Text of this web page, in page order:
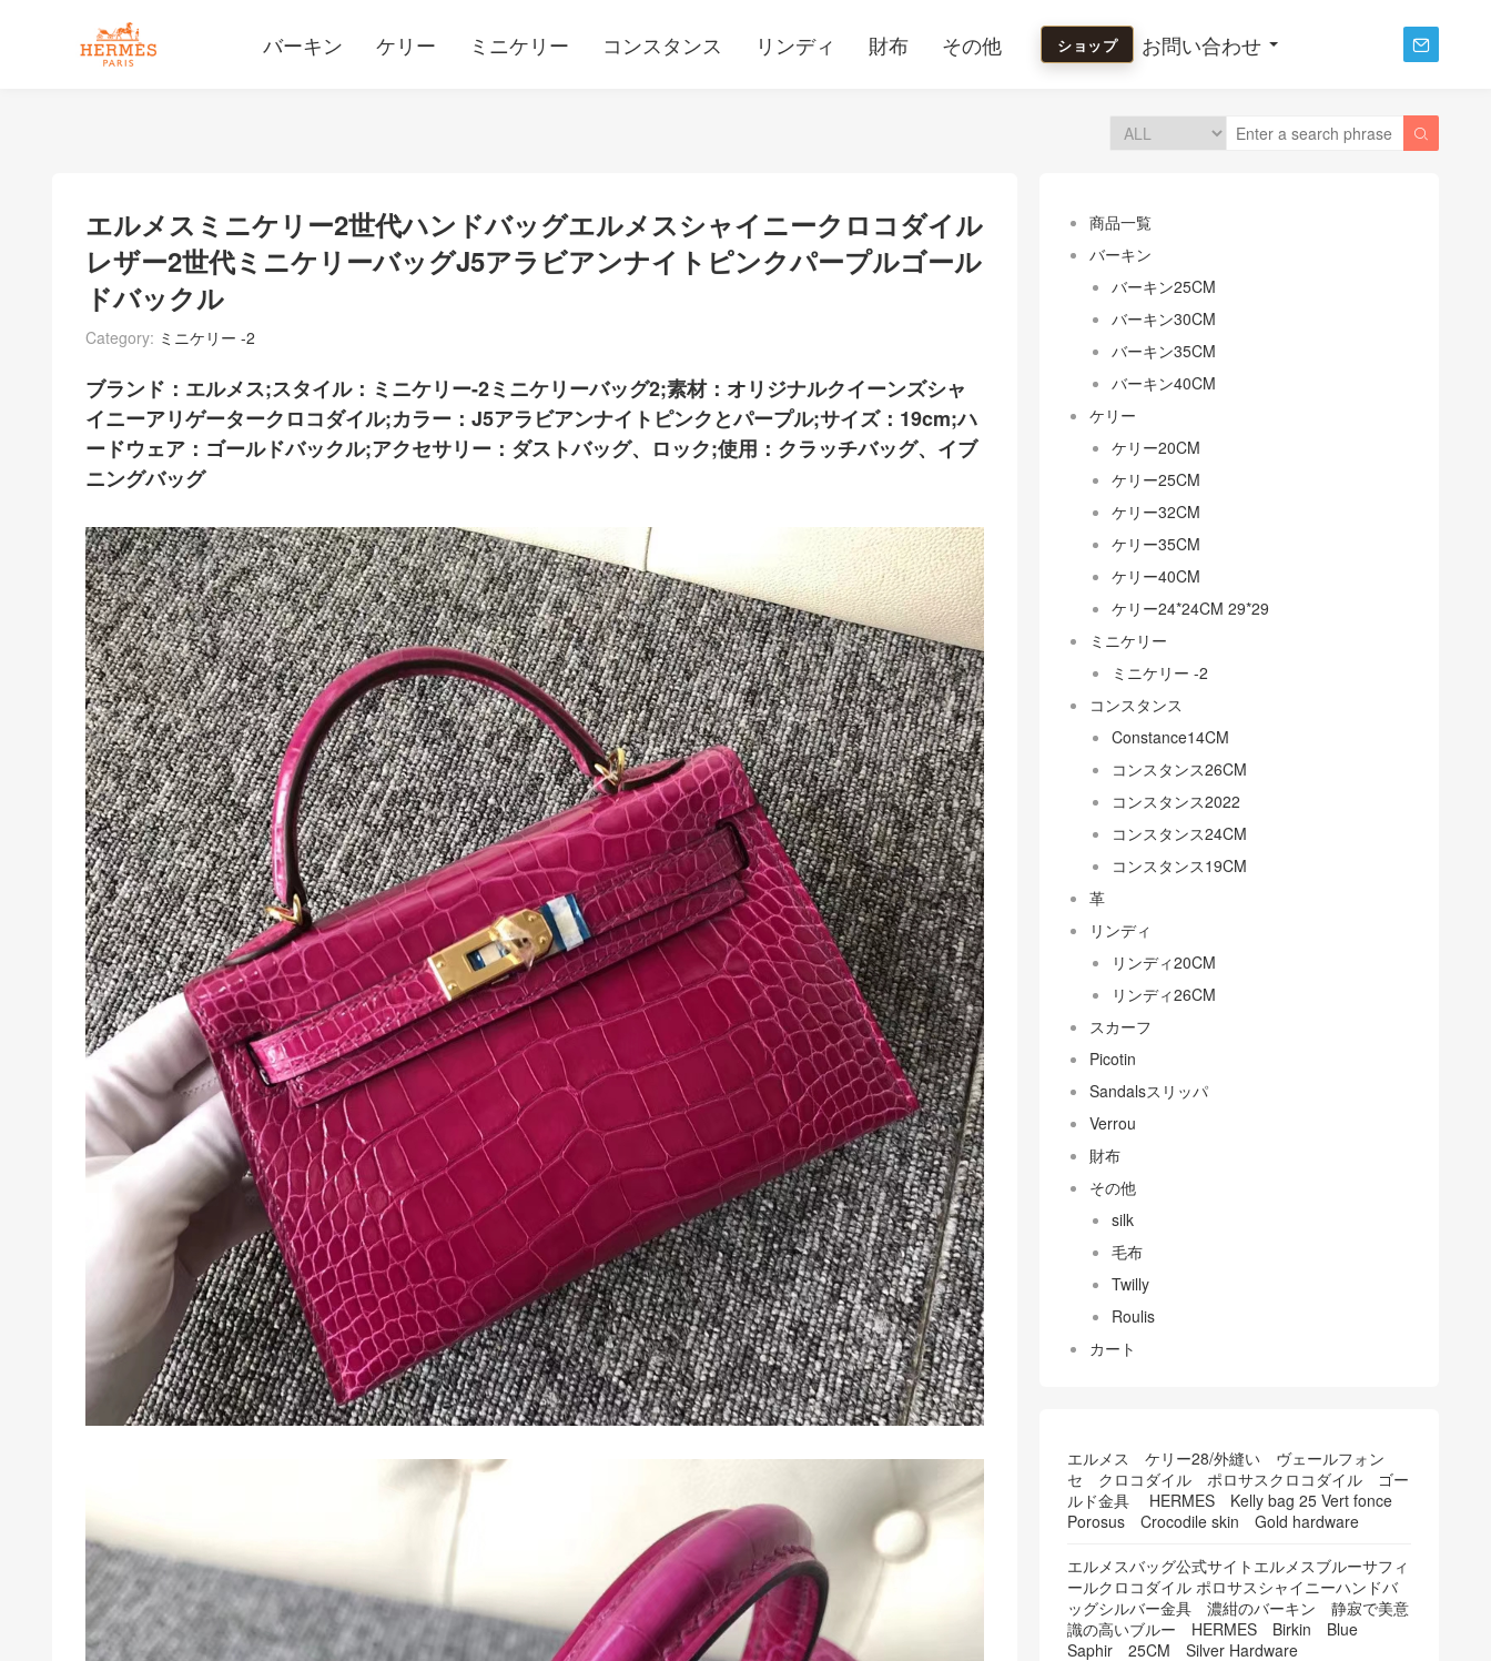
バーキン ケリー ミニケリー コンスタンス リンディ 財布 その他 ショップ お問い合わせ 

エルメスミニケリー2​​世代ハンドバッグエルメスシャイニークロコダイル
レザー2世代ミニケリーバッグJ5アラビアンナイトピンクパープルゴール
ドバックル
Category: ミニケリー -2
ブランド：エルメス;スタイル：ミニケリー-2ミニケリーバッグ2;素材：オリジナルクイーンズシャ
イニーアリゲータークロコダイル;カラー：J5アラビアンナイトピンクとパープル;サイズ：19cm;ハ
ードウェア：ゴールドバックル;アクセサリー：ダストバッグ、ロック;使用：クラッチバッグ、イブ
ニングバッグ
商品一覧
バーキン
バーキン25CM
バーキン30CM
バーキン35CM
バーキン40CM
ケリー
ケリー20CM
ケリー25CM
ケリー32CM
ケリー35CM
ケリー40CM
ケリー24*24CM 29*29
ミニケリー
ミニケリー -2
コンスタンス
Constance14CM
コンスタンス26CM
コンスタンス2022
コンスタンス24CM
コンスタンス19CM
革
リンディ
リンディ20CM
リンディ26CM
スカーフ
Picotin
Sandalsスリッパ
Verrou
財布
その他
silk
毛布
Twilly
Roulis
カート
エルメス ケリー28/外縫い ヴェールフォン
セ クロコダイル ポロサスクロコダイル ゴー
ルド金具 HERMES Kelly bag 25 Vert fonce
Porosus Crocodile skin Gold hardware
エルメスバッグ公式サイトエルメスブルーサフィ
ールクロコダイル ポロサスシャイニーハンドバ
ッグシルバー金具 濃紺のバーキン 静寂で美意
識の高いブルー HERMES Birkin Blue
Saphir 25CM Silver Hardware